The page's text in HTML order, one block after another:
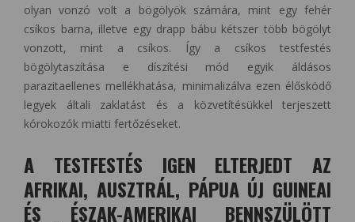
olyan vonzó volt a bögölyök számára, mint egy fehér
csíkos barna, illetve egy drapp bábu kétszer több bögölyt
vonzott, mint a csíkos. Így a csíkos testfestés
bögölytaszítása e díszítési mód egyik áldásos
parazitaellenes mellékhatása, minimalizálva ezen élősködő
legyek általi zaklatást és a közvetítésükkel terjeszett
kórokozók miatti fertőzéseket.
A TESTFESTÉS IGEN ELTERJEDT AZ
AFRIKAI, AUSZTRÁL, PÁPUA ÚJ GUINEAI
ÉS ÉSZAK-AMERIKAI BENNSZÜLÖTT